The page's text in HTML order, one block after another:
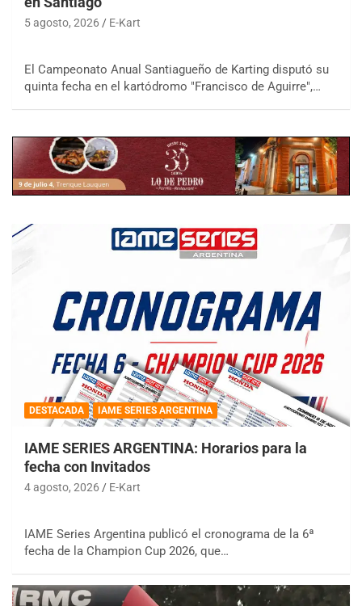
5 agosto, 2026 E-Kart
El Campeonato Anual Santiagueño de Karting disputó su
quinta fecha en el kartódromo "Francisco de Aguirre",…
DESTACADA IAME SERIES ARGENTINA
IAME SERIES ARGENTINA: Horarios para la
fecha con Invitados
4 agosto, 2026 E-Kart
IAME Series Argentina publicó el cronograma de la 6ª
fecha de la Champion Cup 2026, que…